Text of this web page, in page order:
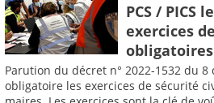
PCS / PICS
exercices
Parution du décret n° 2022-1532 du
obligatoire les exercices de sécurité